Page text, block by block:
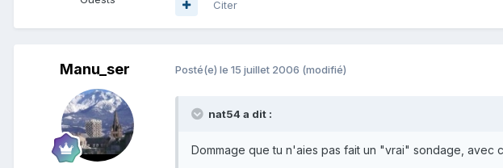
Citer
Manu_ser Posté(e) le 15 juillet 2006 (modifié)
nat54 a dit :
Dommage que tu n'aies pas fait un "vrai" sondage, avec